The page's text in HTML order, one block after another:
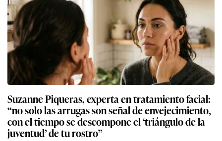
Suzanne Piqueras, experta en tratamiento facial:
“no solo las arrugas son señal de envejecimiento,
con el tiempo se descompone el ‘triángulo de la
juventud’ de tu rostro”